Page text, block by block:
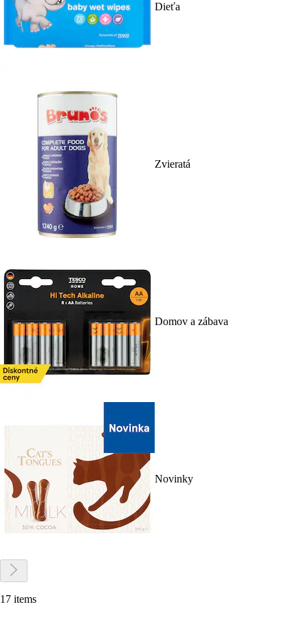
Dieťa
Zvieratá
Domov a zábava
Novinky
17 items